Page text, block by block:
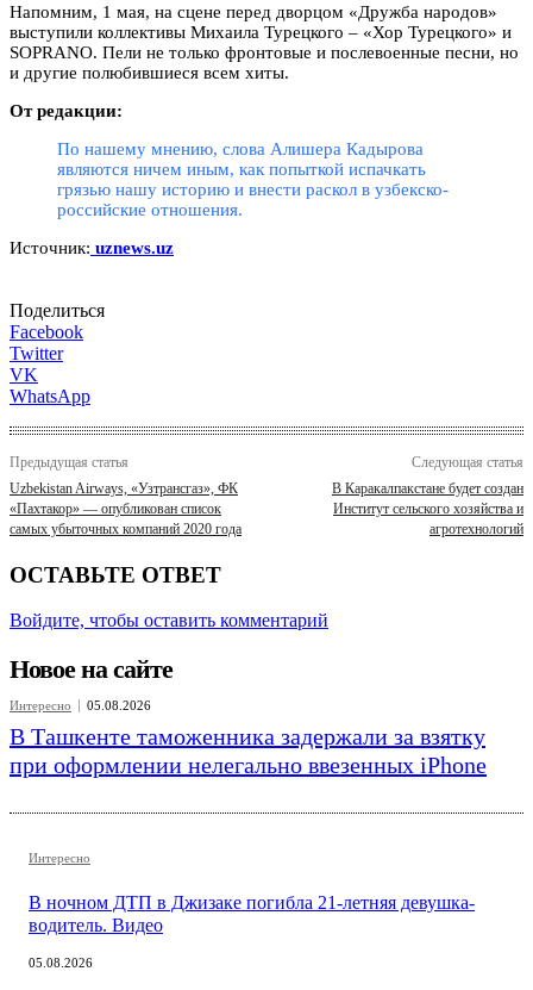
Напомним, 1 мая, на сцене перед дворцом «Дружба народов»
выступили коллективы Михаила Турецкого – «Хор Турецкого» и
SOPRANO. Пели не только фронтовые и послевоенные песни, но
и другие полюбившиеся всем хиты.
От редакции:
По нашему мнению, слова Алишера Кадырова
являются ничем иным, как попыткой испачкать
грязью нашу историю и внести раскол в узбекско-
российские отношения.
Источник: uznews.uz
Поделиться
Facebook
Twitter
VK
WhatsApp
Предыдущая статья
Uzbekistan Airways, «Узтрансгаз», ФК
«Пахтакор» — опубликован список
самых убыточных компаний 2020 года
Следующая статья
В Каракалпакстане будет создан
Институт сельского хозяйства и
агротехнологий
ОСТАВЬТЕ ОТВЕТ
Войдите, чтобы оставить комментарий
Новое на сайте
Интересно 05.08.2026
В Ташкенте таможенника задержали за взятку
при оформлении нелегально ввезенных iPhone
Интересно
В ночном ДТП в Джизаке погибла 21-летняя девушка-
водитель. Видео
05.08.2026